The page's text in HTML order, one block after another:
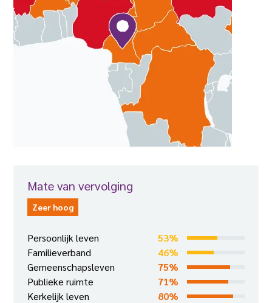
Mate van vervolging
Zeer hoog
Persoonlijk leven
53%
Familieverband
46%
Gemeenschapsleven
75%
Publieke ruimte
71%
Kerkelijk leven
80%